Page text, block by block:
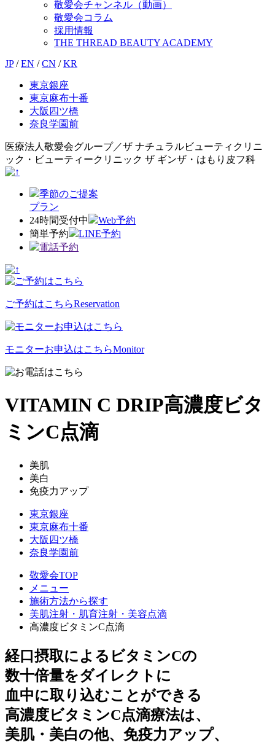
敬愛会チャンネル（動画）
敬愛会コラム
採用情報
THE THREAD BEAUTY ACADEMY
JP / EN / CN / KR
東京銀座
東京麻布十番
大阪四ツ橋
奈良学園前
医療法人敬愛会グループ／ザ ナチュラルビューティクリニ
ック・ビューティークリニック ザ ギンザ・はもり皮フ科
季節のご提案
プラン
24時間受付中
Web予約
簡単予約
LINE予約
電話予約
ご予約はこちらReservation
モニターお申込はこちらMonitor
VITAMIN C DRIP高濃度ビタ
ミンC点滴
美肌
美白
免疫力アップ
東京銀座
東京麻布十番
大阪四ツ橋
奈良学園前
敬愛会TOP
メニュー
施術方法から探す
美肌注射・肌育注射・美容点滴
高濃度ビタミンC点滴
経口摂取によるビタミンCの
数十倍量をダイレクトに
血中に取り込むことができる
高濃度ビタミンC点滴療法は、
美肌・美白の他、免疫力アップ、